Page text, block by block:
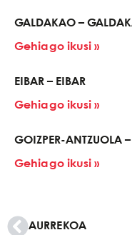
GALDAKAO –
Gehiago ikusi »
EIBAR – EIBAR
Gehiago ikusi »
GOIZPER-ANTZUOLA –
Gehiago ikusi »
AURREKOA